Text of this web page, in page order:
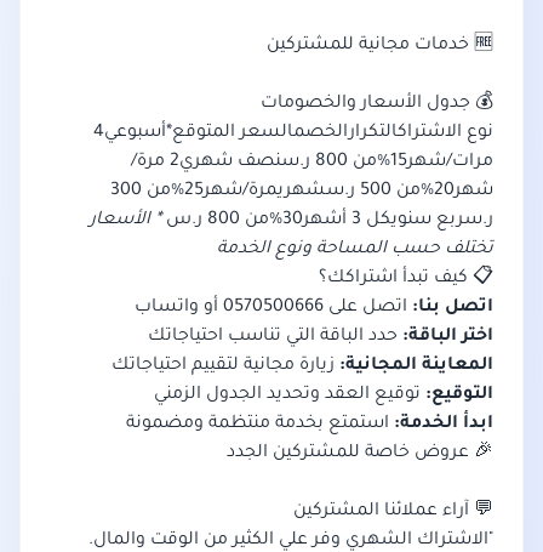
🆓 خدمات مجانية للمشتركين
💰 جدول الأسعار والخصومات
نوع الاشتراكالتكرارالخصمالسعر المتوقع*أسبوعي4
مرات/شهر15%من 800 ر.سنصف شهري2 مرة/
شهر20%من 500 ر.سشهريمرة/شهر25%من 300
ر.سربع سنويكل 3 أشهر30%من 800 ر.س
* الأسعار
تختلف حسب المساحة ونوع الخدمة
📋 كيف تبدأ اشتراكك؟
اتصل بنا: اتصل على 0570500666 أو واتساب
اختر الباقة: حدد الباقة التي تناسب احتياجاتك
المعاينة المجانية: زيارة مجانية لتقييم احتياجاتك
التوقيع: توقيع العقد وتحديد الجدول الزمني
ابدأ الخدمة: استمتع بخدمة منتظمة ومضمونة
🎉 عروض خاصة للمشتركين الجدد
💬 آراء عملائنا المشتركين
"الاشتراك الشهري وفر علي الكثير من الوقت والمال.